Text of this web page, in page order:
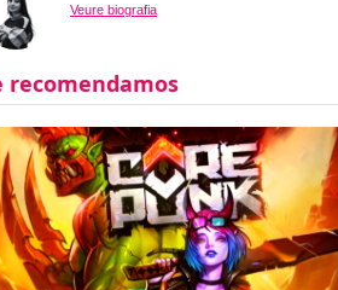
Veure biografia